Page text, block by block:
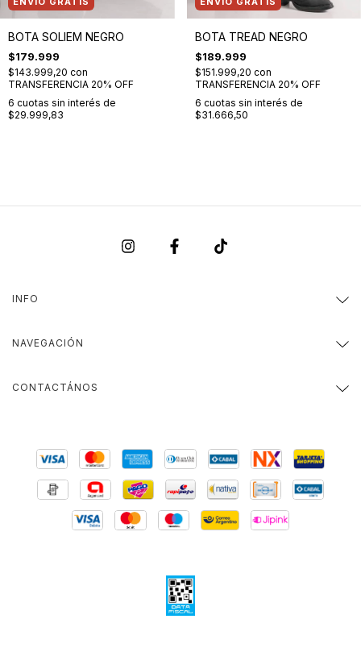
BOTA SOLIEM NEGRO
$179.999
$143.999,20 con
TRANSFERENCIA 20% OFF
6 cuotas sin interés de
$29.999,83
BOTA TREAD NEGRO
$189.999
$151.999,20 con
TRANSFERENCIA 20% OFF
6 cuotas sin interés de
$31.666,50
INFO
NAVEGACIÓN
CONTACTÁNOS